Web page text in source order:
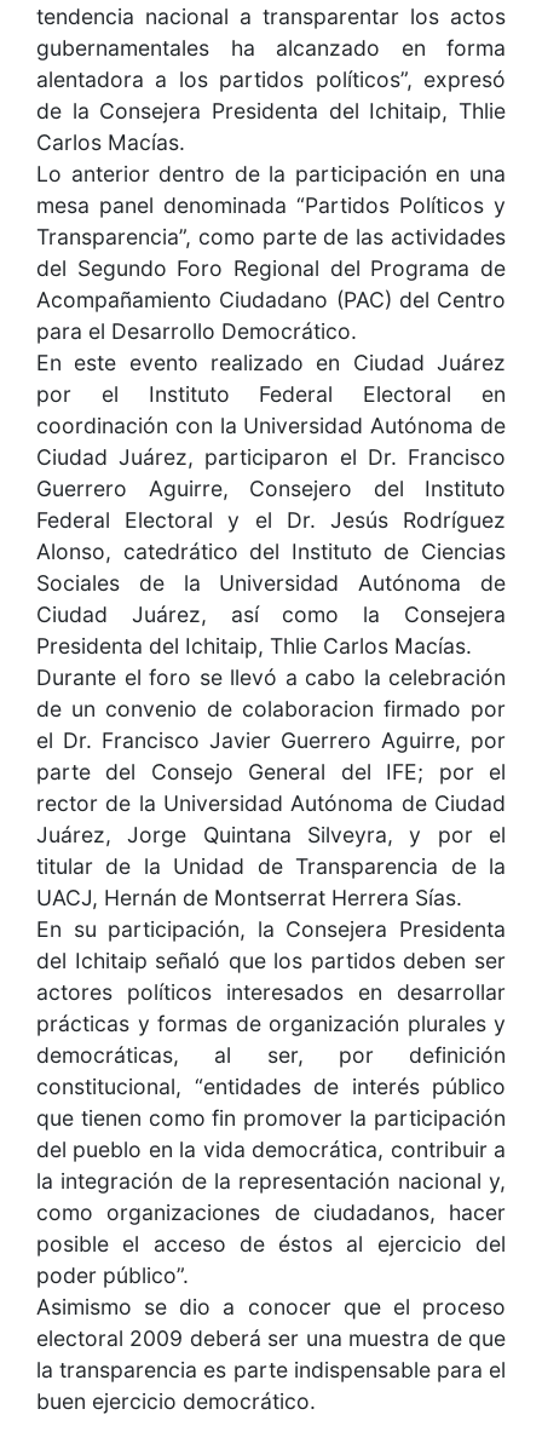
tendencia nacional a transparentar los actos
gubernamentales ha alcanzado en forma
alentadora a los partidos políticos”, expresó
de la Consejera Presidenta del Ichitaip, Thlie
Carlos Macías.
Lo anterior dentro de la participación en una
mesa panel denominada “Partidos Políticos y
Transparencia”, como parte de las actividades
del Segundo Foro Regional del Programa de
Acompañamiento Ciudadano (PAC) del Centro
para el Desarrollo Democrático.
En este evento realizado en Ciudad Juárez
por el Instituto Federal Electoral en
coordinación con la Universidad Autónoma de
Ciudad Juárez, participaron el Dr. Francisco
Guerrero Aguirre, Consejero del Instituto
Federal Electoral y el Dr. Jesús Rodríguez
Alonso, catedrático del Instituto de Ciencias
Sociales de la Universidad Autónoma de
Ciudad Juárez, así como la Consejera
Presidenta del Ichitaip, Thlie Carlos Macías.
Durante el foro se llevó a cabo la celebración
de un convenio de colaboracion firmado por
el Dr. Francisco Javier Guerrero Aguirre, por
parte del Consejo General del IFE; por el
rector de la Universidad Autónoma de Ciudad
Juárez, Jorge Quintana Silveyra, y por el
titular de la Unidad de Transparencia de la
UACJ, Hernán de Montserrat Herrera Sías.
En su participación, la Consejera Presidenta
del Ichitaip señaló que los partidos deben ser
actores políticos interesados en desarrollar
prácticas y formas de organización plurales y
democráticas, al ser, por definición
constitucional, “entidades de interés público
que tienen como fin promover la participación
del pueblo en la vida democrática, contribuir a
la integración de la representación nacional y,
como organizaciones de ciudadanos, hacer
posible el acceso de éstos al ejercicio del
poder público”.
Asimismo se dio a conocer que el proceso
electoral 2009 deberá ser una muestra de que
la transparencia es parte indispensable para el
buen ejercicio democrático.